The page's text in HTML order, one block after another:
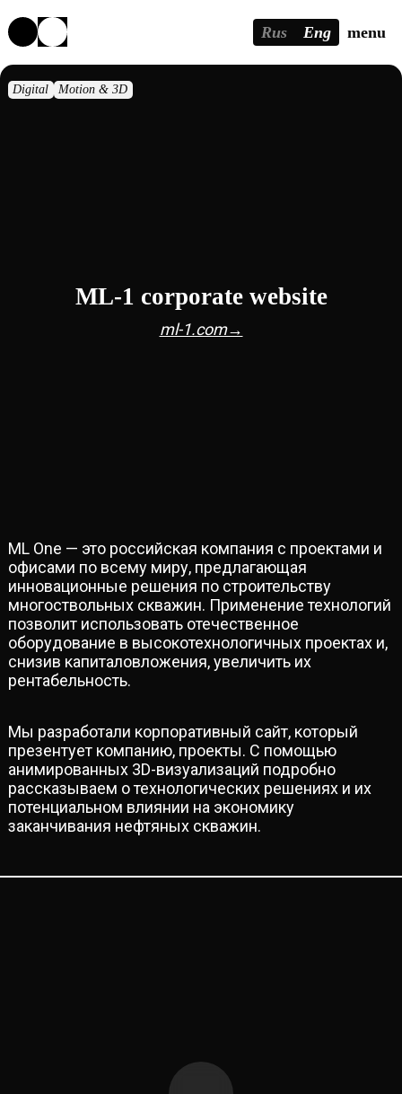
Rus Eng menu
Digital Motion & 3D
ML-1 corporate website
ml-1.com→
ML One — это российская компания с проектами и
офисами по всему миру, предлагающая
инновационные решения по строительству
многоствольных скважин. Применение технологий
позволит использовать отечественное
оборудование в высокотехнологичных проектах и,
снизив капиталовложения, увеличить их
рентабельность.
Мы разработали корпоративный сайт, который
презентует компанию, проекты. С помощью
анимированных 3D-визуализаций подробно
рассказываем о технологических решениях и их
потенциальном влиянии на экономику
заканчивания нефтяных скважин.